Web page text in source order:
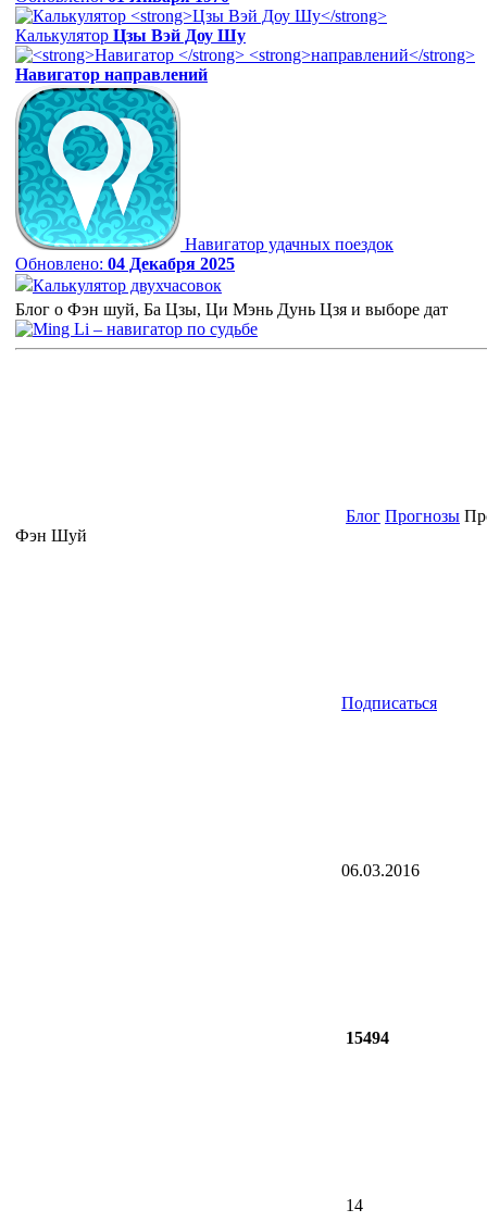
Калькулятор Цзы Вэй Доу Шу
Навигатор направлений
Навигатор удачных поездок
Обновлено: 04 Декабря 2025
Калькулятор двухчасовок
Блог о Фэн шуй, Ба Цзы, Ци Мэнь Дунь Цзя и выборе дат
Блог Прогнозы
Фэн Шуй
Подписаться
06.03.2016
15494
14